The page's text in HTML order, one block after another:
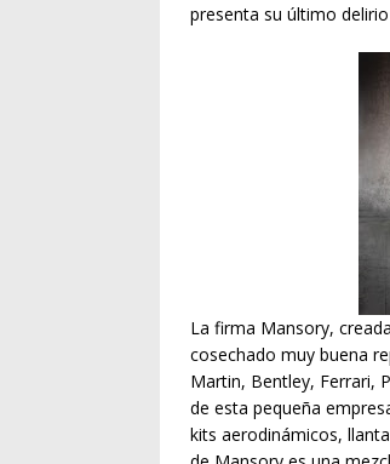
presenta su último
La firma Mansory,
cosechado muy buena
Martin, Bentley, Ferrari,
de esta pequeña
kits aerodinámicos,